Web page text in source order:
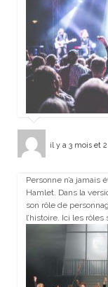
il y a 3 mois et
Personne n’a jamais
Hamlet. Dans la
son rôle de
l’histoire. Ici les rôles